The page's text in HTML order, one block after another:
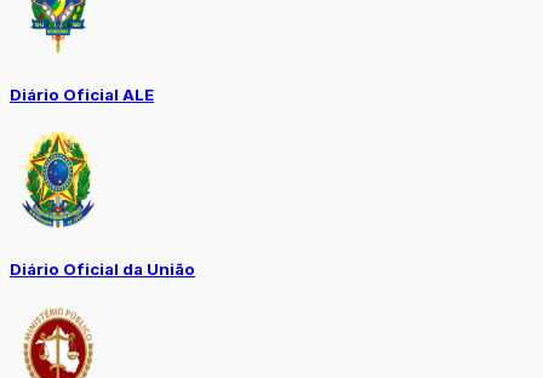
Diário Oficial ALE
Diário Oficial da União